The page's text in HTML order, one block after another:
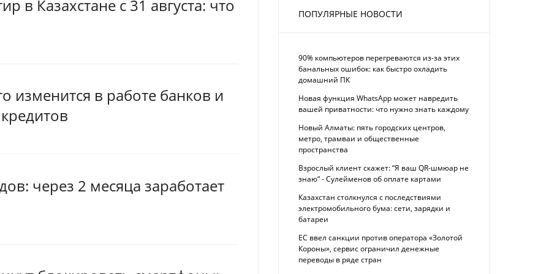
в Казахстане с 31 августа: что
изменится в работе банков и
через 2 месяца заработает
ПОПУЛЯРНЫЕ НОВОСТИ
90% компьютеров перегреваются из-за этих
банальных ошибок: как быстро охладить
домашний ПК
Новая функция WhatsApp может навредить
вашей приватности: что нужно знать каждому
Новый Алматы: пять городских центров,
метро, трамваи и общественные
пространства
Взрослый клиент скажет: “Я ваш QR-шмюар не
знаю“ - Сулейменов об оплате картами
Казахстан столкнулся с последствиями
электромобильного бума: сети, зарядки и
батареи
ЕС ввел санкции против оператора «Золотой
Короны», сервис ограничил денежные
переводы в ряде стран